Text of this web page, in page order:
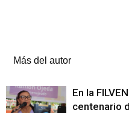
Más del autor
En la
centenario